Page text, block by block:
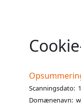
Scanningsdato:
Domænenavn: